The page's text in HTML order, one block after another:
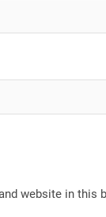
website in this